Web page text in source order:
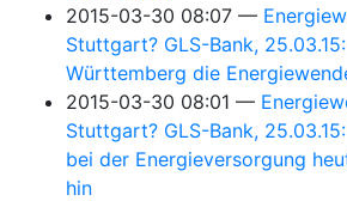
2015-03-30 08:07
Stuttgart? GLS-Bank,
Württemberg die
2015-03-30 08:01
Stuttgart? GLS-Bank,
bei der Energieversorgung
hin